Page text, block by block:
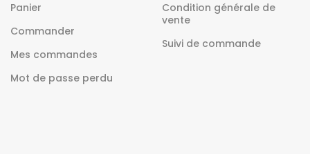
Panier
Commander
Mes commandes
Mot de passe perdu
Condition générale de
vente
Suivi de commande